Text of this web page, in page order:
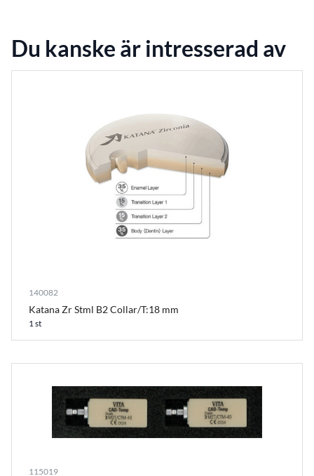
Du kanske är intresserad av
140082
Katana Zr Stml B2 Collar/T:18 mm
1 st
115019